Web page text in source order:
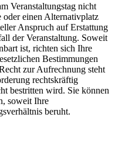
Veranstaltungstag nicht
oder einen Alternativplatz
Anspruch auf Erstattung
der Veranstaltung. Soweit
ist, richten sich Ihre
Bestimmungen
zur Aufrechnung steht
rechtskräftig
bestritten wird. Sie können
soweit Ihre
beruht.